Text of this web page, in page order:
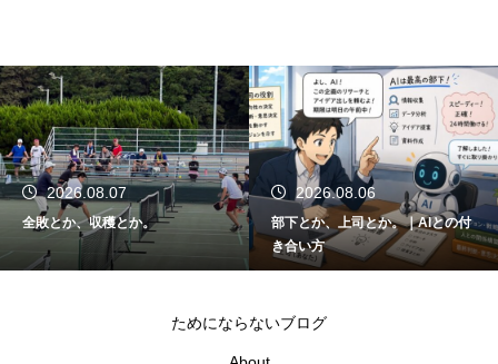
2026.08.07
全敗とか、収穫とか。
2026.08.06
部下とか、上司とか。｜AIとの付
き合い方
ためにならないブログ